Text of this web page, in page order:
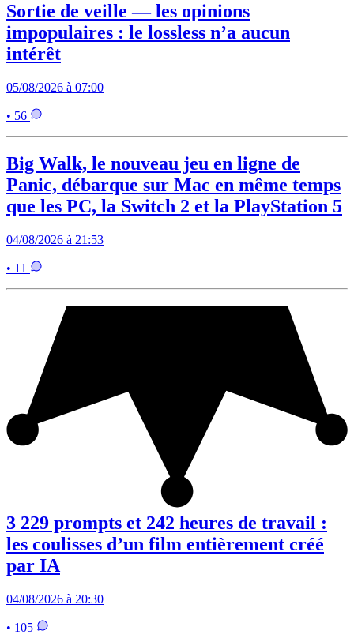
Sortie de veille — les opinions
impopulaires : le lossless n’a aucun
intérêt
05/08/2026 à 07:00
• 56
Big Walk, le nouveau jeu en ligne de
Panic, débarque sur Mac en même temps
que les PC, la Switch 2 et la PlayStation 5
04/08/2026 à 21:53
• 11
3 229 prompts et 242 heures de travail :
les coulisses d’un film entièrement créé
par IA
04/08/2026 à 20:30
• 105